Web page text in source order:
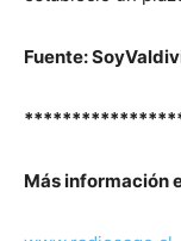
Fuente:
Más información